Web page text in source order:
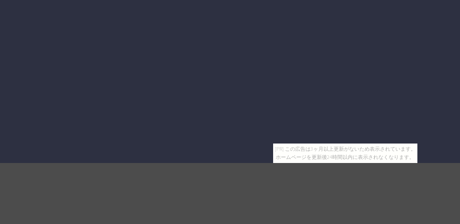
[PR] この広告は3ヶ月以上更新がないため表示されています。
ホームページを更新後24時間以内に表示されなくなります。